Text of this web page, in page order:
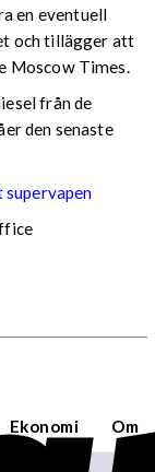
en eventuell
och tillägger att
Moscow Times.
från de
den senaste
Ekonomi Om